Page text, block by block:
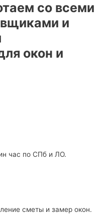
со всеми
и
окон и
час по СПб и ЛО.
сметы и замер окон.